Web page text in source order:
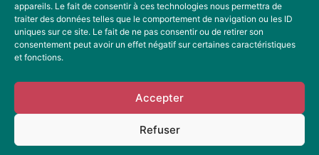
appareils. Le fait de consentir à ces technologies nous permettra de
traiter des données telles que le comportement de navigation ou les ID
uniques sur ce site. Le fait de ne pas consentir ou de retirer son
consentement peut avoir un effet négatif sur certaines caractéristiques
et fonctions.
Accepter
Refuser
Jeudi 12 mars 2024
Mentions légales